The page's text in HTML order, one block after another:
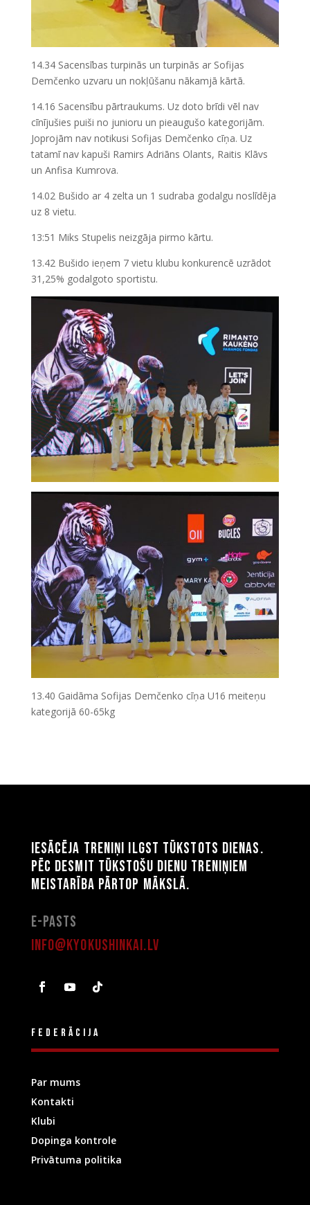
14.34 Sacensības turpinās un turpinās ar Sofijas
Demčenko uzvaru un nokļūšanu nākamjā kārtā.
14.16 Sacensību pārtraukums. Uz doto brīdi vēl nav
cīnījušies puiši no junioru un pieaugušo kategorijām.
Joprojām nav notikusi Sofijas Demčenko cīņa. Uz
tatamī nav kapuši Ramirs Adriāns Olants, Raitis Klāvs
un Anfisa Kumrova.
14.02 Bušido ar 4 zelta un 1 sudraba godalgu noslīdēja
uz 8 vietu.
13:51 Miks Stupelis neizgāja pirmo kārtu.
13.42 Bušido ieņem 7 vietu klubu konkurencē uzrādot
31,25% godalgoto sportistu.
13.40 Gaidāma Sofijas Demčenko cīņa U16 meiteņu
kategorijā 60-65kg
Iesācēja treniņi ilgst tūkstots dienas.
Pēc desmit tūkstošu dienu treniņiem
meistarība pārtop mākslā.
E-pasts
info@kyokushinkai.lv
Federācija
Par mums
Kontakti
Klubi
Dopinga kontrole
Privātuma politika